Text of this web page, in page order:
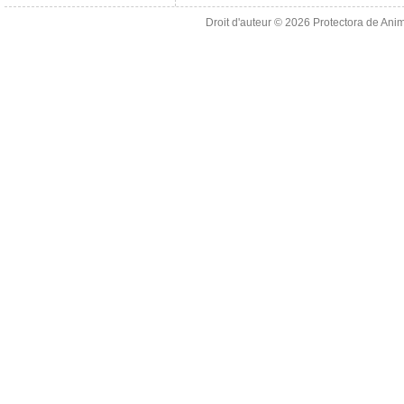
Droit d'auteur © 2026 Protectora de